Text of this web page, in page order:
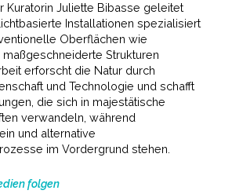
Kuratorin Juliette Bibasse geleitet
Installationen spezialisiert
Oberflächen wie
Strukturen
erforscht die Natur durch
und Technologie und schafft
die sich in majestätische
verwandeln, während
und alternative
im Vordergrund stehen.
folgen